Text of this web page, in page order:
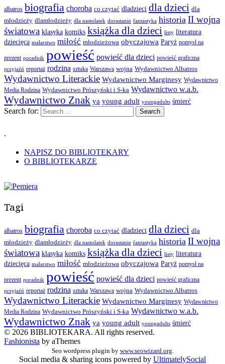
albatros biografia choroba co czytać dladzieci dla dzieci dla
młodzieży dlamłodzieży dla nastolatek dorastanie fantastyka historia II wojna
światowa klasyka komiks książka dla dzieci listy literatura
dziecięca malarstwo miłość młodzieżowa obyczajowa Paryż pomysł na
prezent poradnik powieść powieść dla dzieci powieść graficzna
przyjaźń reportaż rodzina sztuka Warszawa wojna Wydawnictwo Albatros
Wydawnictwo Literackie Wydawnictwo Marginesy Wydawnictwo
Media Rodzina Wydawnictwo Prószyński i S-ka Wydawnictwo w.a.b.
Wydawnictwo Znak ya young adult youngadults śmierć
Search for:
.
NAPISZ DO BIBLIOTEKARY
O BIBLIOTEKARZE
Tagi
albatros biografia choroba co czytać dladzieci dla dzieci dla
młodzieży dlamłodzieży dla nastolatek dorastanie fantastyka historia II wojna
światowa klasyka komiks książka dla dzieci listy literatura
dziecięca malarstwo miłość młodzieżowa obyczajowa Paryż pomysł na
prezent poradnik powieść powieść dla dzieci powieść graficzna
przyjaźń reportaż rodzina sztuka Warszawa wojna Wydawnictwo Albatros
Wydawnictwo Literackie Wydawnictwo Marginesy Wydawnictwo
Media Rodzina Wydawnictwo Prószyński i S-ka Wydawnictwo w.a.b.
Wydawnictwo Znak ya young adult youngadults śmierć
© 2026 BIBLIOTEKARA. All rights reserved.
Fashionista by aThemes
Seo wordpress plugin by www.seowizard.org
Social media & sharing icons powered by UltimatelySocial